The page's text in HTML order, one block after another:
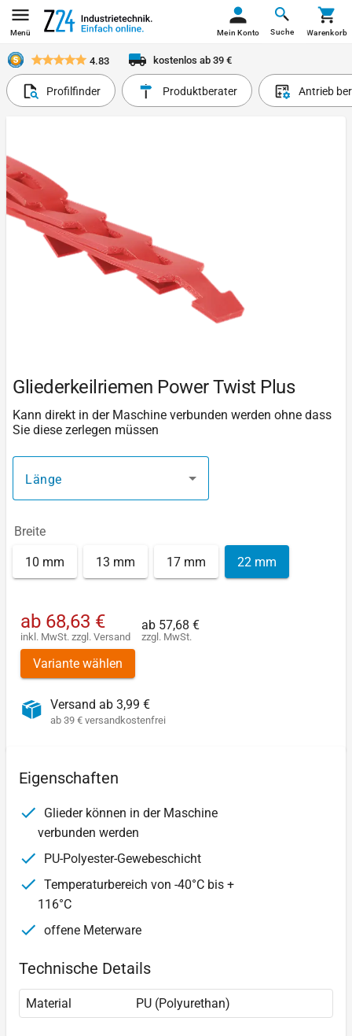
Menü Suche
Mein Konto Warenkorb
4.83 kostenlos ab 39 €
Profilfinder Produktberater Antrieb
Gliederkeilriemen Power Twist Plus
Kann direkt in der Maschine verbunden werden ohne dass
Sie diese zerlegen müssen
Länge
Breite
10 mm 13 mm 17 mm 22 mm
ab 68,63 €
inkl. MwSt. zzgl. Versand
ab 57,68 €
zzgl. MwSt.
Variante wählen
Versand ab 3,99 €
ab 39 € versandkostenfrei
Eigenschaften
Glieder können in der Maschine
verbunden werden
PU-Polyester-Gewebeschicht
Temperaturbereich von -40°C bis +
116°C
offene Meterware
Technische Details
Material PU (Polyurethan)